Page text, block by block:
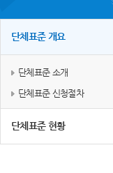
단체표준 개요
단체표준 소개
단체표준 신청절차
단체표준 현황